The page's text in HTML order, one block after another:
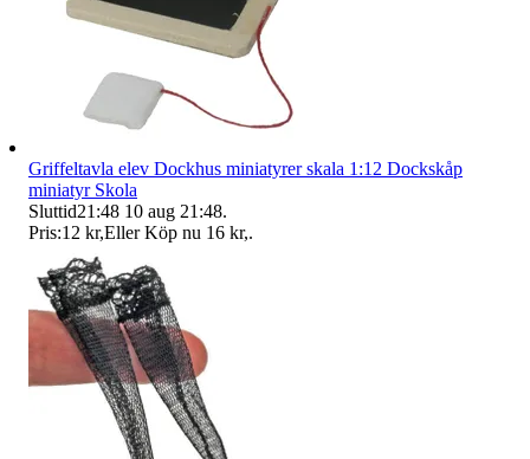
Griffeltavla elev Dockhus miniatyrer skala 1:12 Dockskåp
miniatyr Skola
Sluttid21:48 10 aug 21:48.
Pris:12 kr,Eller Köp nu 16 kr,.